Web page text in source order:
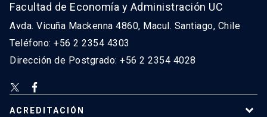
Facultad de Economía y Administración UC
Avda. Vicuña Mackenna 4860, Macul. Santiago, Chile
Teléfono: +56 2 2354 4303
Dirección de Postgrado: +56 2 2354 4028
ACREDITACIÓN